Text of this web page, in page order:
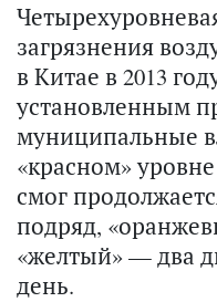
загрязнения
в Китае в 2013
установленным
муниципальные
«красном»
смог
подряд,
«желтый» — два
день.